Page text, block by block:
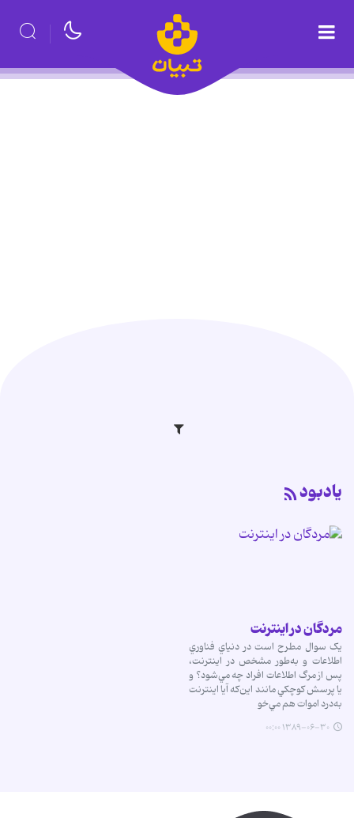
یادبود
مردگان در اینترنت
يک سوال مطرح است در دنياي فناوري
اطلاعات و به‌طور مشخص در اينترنت،
پس از مرگ اطلاعات افراد چه مي‌شود؟ و
يا پرسش کوچکي مانند اين‌که آيا اينترنت
به‌درد اموات هم مي‌خو
۱۳۸۹-۰۶-۳۰ ۰۰:۰۰